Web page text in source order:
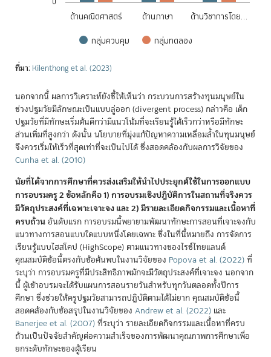
กลุ่มควบคุม กลุ่มทดลอง
ด้านคณิตศาสตร์ ด้านภาษา ด้านวิชาการโดย…
End of interactive chart.
ที่มา: Kilenthong et al. (2023)
นอกจากนี้ ผลการวิเคราะห์ยังชี้ให้เห็นว่า กระบวนการสร้างทุนมนุษย์ใน
ช่วงปฐมวัยมีลักษณะเป็นแบบลู่ออก (divergent process) กล่าวคือ เด็ก
ปฐมวัยที่มีทักษะเริ่มต้นดีกว่ามีแนวโน้มที่จะเรียนรู้ได้เร็วกว่าหรือมีทักษะ
ส่วนเพิ่มที่สูงกว่า ดังนั้น นโยบายที่มุ่งแก้ปัญหาความเหลื่อมล้ำในทุนมนุษย์
จึงควรเริ่มให้เร็วที่สุดเท่าที่จะเป็นไปได้ ซึ่งสอดคล้องกับผลการวิจัยของ
Cunha et al. (2010)
นัยที่ได้จากการศึกษาที่ควรส่งเสริมให้นำไปประยุกต์ใช้ในการออกแบบ
การอบรมครู 2 ข้อหลักคือ 1) การอบรมเชิงปฏิบัติการในสถานที่จริงควร
มีวัตถุประสงค์ที่เฉพาะเจาะจง และ 2) มีรายละเอียดกิจกรรมและเนื้อหาที่
ครบถ้วนอันดับแรก การอบรมนี้พยายามพัฒนาทักษะการสอนที่เจาะจงกับ
แนวทางการสอนแบบใดแบบหนึ่งโดยเฉพาะ ซึ่งในที่นี้หมายถึง การจัดการ
เรียนรู้แบบไฮสโคป (HighScope) ตามแนวทางของไรซ์ไทยแลนด์
คุณสมบัติข้อนี้ตรงกับข้อค้นพบในงานวิจัยของ Popova et al. (2022)ที่
ระบุว่า การอบรมครูที่มีประสิทธิภาพมักจะมีวัตถุประสงค์ที่เจาะจง นอกจาก
นี้ ผู้เข้าอบรมจะได้รับแผนการสอนรายวันสำหรับทุกวันตลอดทั้งปีการ
ศึกษา ซึ่งช่วยให้ครูปฐมวัยสามารถปฏิบัติตามได้ไม่ยาก คุณสมบัติข้อนี้
สอดคล้องกับข้อสรุปในงานวิจัยของ Andrew et al. (2022) และ
Banerjee et al. (2007)ที่ระบุว่า รายละเอียดกิจกรรมและเนื้อหาที่ครบ
ถ้วนเป็นปัจจัยสำคัญต่อความสำเร็จของการพัฒนาคุณภาพการศึกษาเพื่อ
ยกระดับทักษะของผู้เรียน